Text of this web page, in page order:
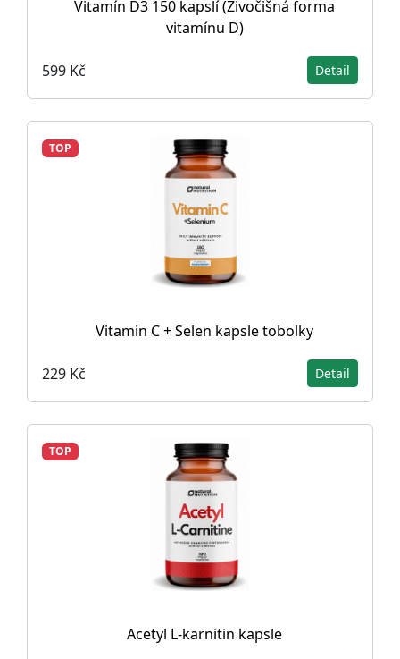
Vitamín D3 150 kapslí (Živočišná forma
vitamínu D)
599 Kč Detail
TOP
Vitamin C + Selen kapsle tobolky
229 Kč Detail
TOP
Acetyl L-karnitin kapsle